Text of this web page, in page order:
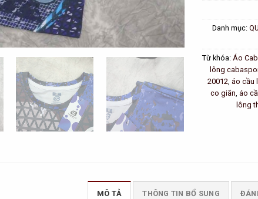
Danh mục:
Từ khóa: Áo
lông
20012 áo cầu
co giãn ,áo
lông
MÔ TẢ THÔNG TIN BỔ SUNG